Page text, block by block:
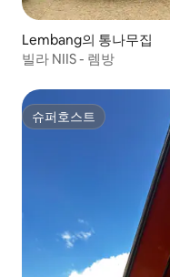
Lembang의 통나무집
빌라 NIIS - 렘방
슈퍼호스트
슈퍼호스트